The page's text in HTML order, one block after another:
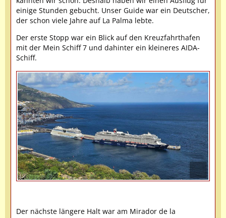
einige Stunden gebucht. Unser Guide war ein Deutscher,
der schon viele Jahre auf La Palma lebte.
Der erste Stopp war ein Blick auf den Kreuzfahrthafen
mit der Mein Schiff 7 und dahinter ein kleineres AIDA-
Schiff.
Der nächste längere Halt war am Mirador de la